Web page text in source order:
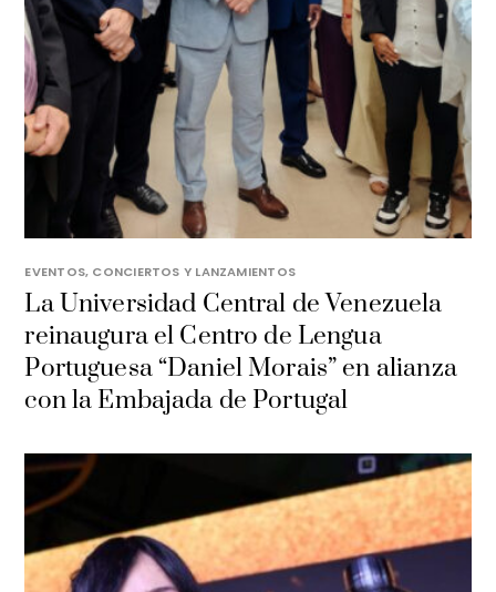
EVENTOS, CONCIERTOS Y LANZAMIENTOS
La Universidad Central de Venezuela
reinaugura el Centro de Lengua
Portuguesa “Daniel Morais” en alianza
con la Embajada de Portugal